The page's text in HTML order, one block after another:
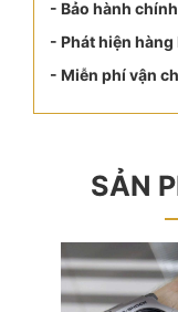
- Bảo hành
- Phát hiện hàng
- Miễn phí vận
SẢN